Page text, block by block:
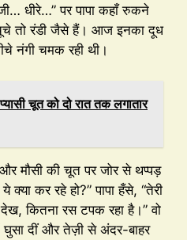
धीरे…” पर पापा कहाँ रुकने
तो रंडी जैसे हैं। आज इनका दूध
नंगी चमक रही थी।
चूत को दो रात तक लगातार
मौसी की चूत पर जोर से थप्पड़
क्या कर रहे हो?” पापा हँसे, “तेरी
कितना रस टपक रहा है।” वो
घुसा दीं और तेज़ी से अंदर-बाहर